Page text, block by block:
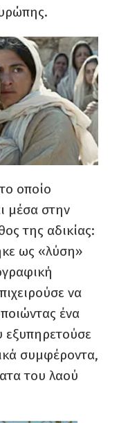
οποίο
μέσα στην
της αδικίας:
ως «λύση»
να
ένα
εξυπηρετούσε
συμφέροντα,
του λαού